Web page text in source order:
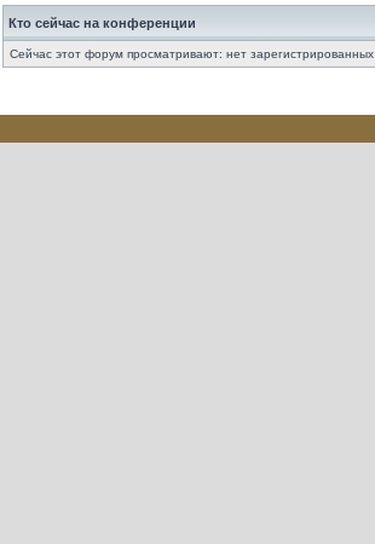
Кто сейчас на конференции
Сейчас этот форум просматривают: нет зарегистрированных